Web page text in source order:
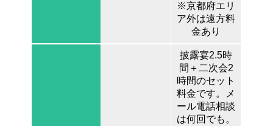
※京都府エリ
ア外は遠方料
金あり
披露宴2.5時
間＋二次会2
時間のセット
料金です。メ
ール電話相談
は何回でも。